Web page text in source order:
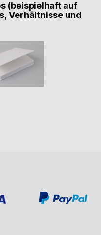
(beispielhaft auf
Verhältnisse und